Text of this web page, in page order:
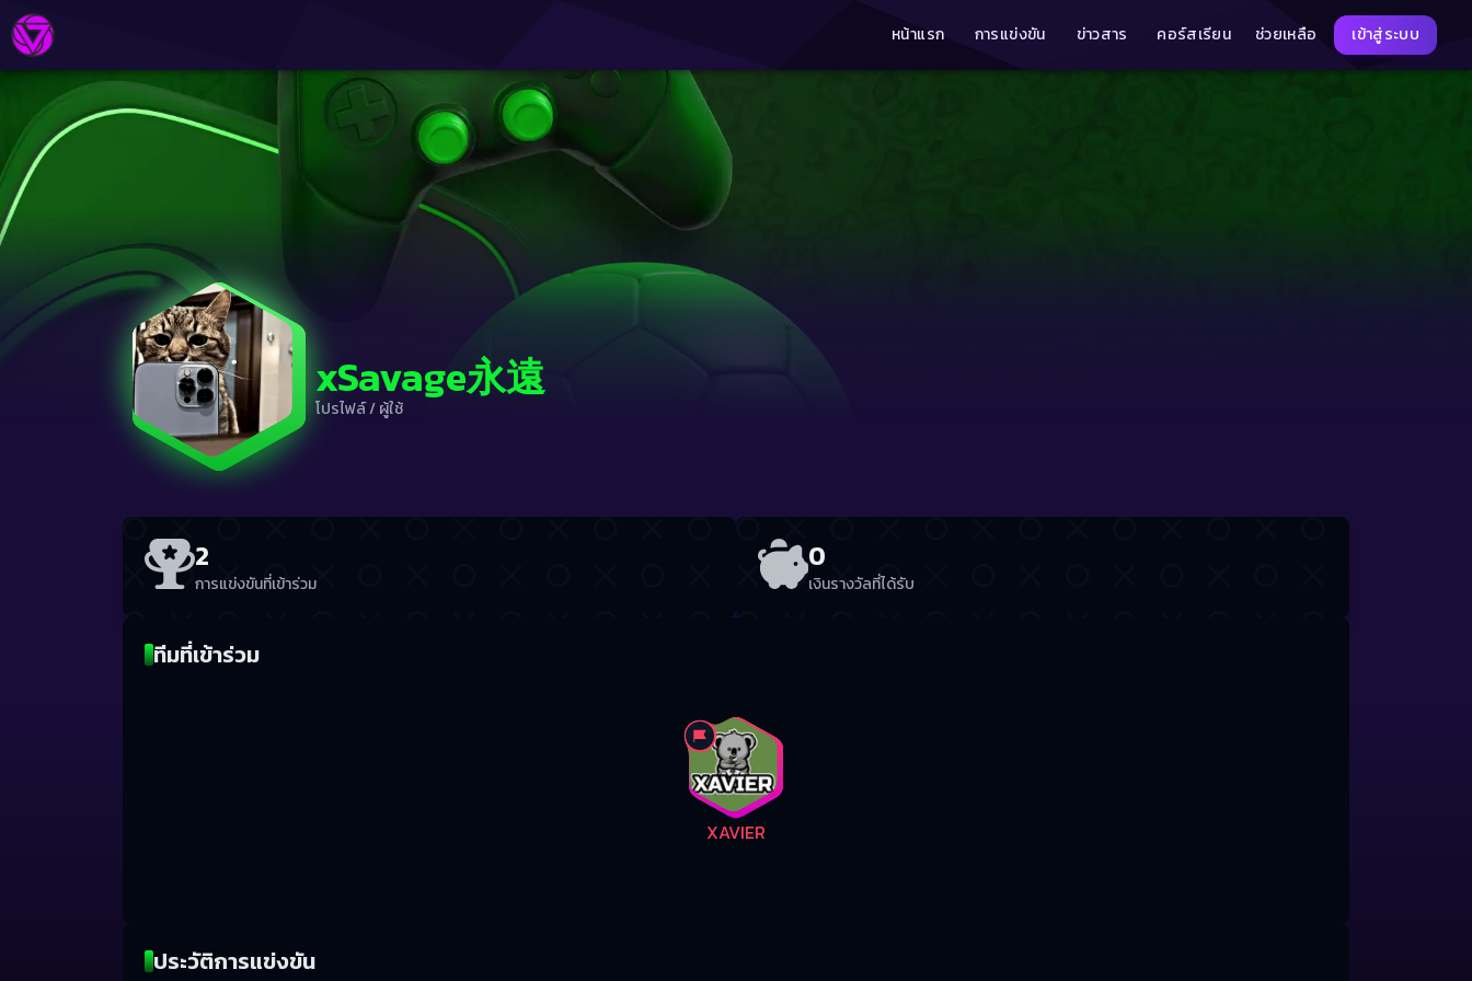
หน้าแรก การแข่งขัน ข่าวสาร คอร์สเรียน ช่วยเหลือ เข้าสู่ระบบ
xSavage永遠
โปรไฟล์/ผู้ใช้
2
การแข่งขันที่เข้าร่วม
0
เงินรางวัลที่ได้รับ
ทีมที่เข้าร่วม
XAVIER
ประวัติการแข่งขัน